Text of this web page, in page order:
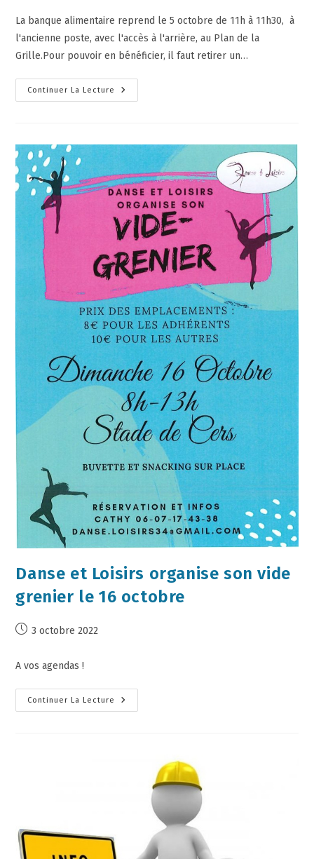
La banque alimentaire reprend le 5 octobre de 11h à 11h30, à
l'ancienne poste, avec l'accès à l'arrière, au Plan de la
Grille.Pour pouvoir en bénéficier, il faut retirer un…
Continuer La Lecture
Danse et Loisirs organise son vide
grenier le 16 octobre
3 octobre 2022
A vos agendas !
Continuer La Lecture